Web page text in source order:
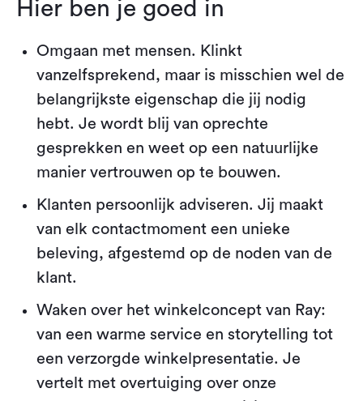
Hier ben je goed in
Omgaan met mensen. Klinkt
vanzelfsprekend, maar is misschien wel de
belangrijkste eigenschap die jij nodig
hebt. Je wordt blij van oprechte
gesprekken en weet op een natuurlijke
manier vertrouwen op te bouwen.
Klanten persoonlijk adviseren. Jij maakt
van elk contactmoment een unieke
beleving, afgestemd op de noden van de
klant.
Waken over het winkelconcept van Ray:
van een warme service en storytelling tot
een verzorgde winkelpresentatie. Je
vertelt met overtuiging over onze